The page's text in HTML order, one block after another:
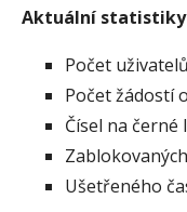
Aktuální
Počet
Počet žádostí
Čísel na černé
Ušetřeného